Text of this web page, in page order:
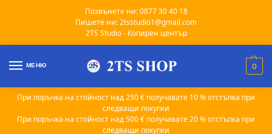
Позвънете ни: 0877 30 40 18
Пишете ни: 2tsstudio1@gmail.com
2TS Studio - Копирен център
МЕНЮ 0
При поръчка на стойност над 250 € получавате 10 % отстъпка при
следващи покупки
При поръчка на стойност над 500 € получавате 20 % отстъпка при
следващи покупки